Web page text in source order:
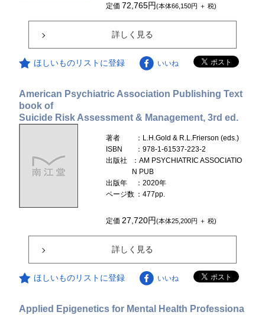
定価 72,765円(本体66,150円 ＋ 税)
詳しく見る
ほしいものリストに登録 いいね
American Psychiatric Association Publishing Text
book of
Suicide Risk Assessment & Management, 3rd ed.
著者
：L.H.Gold & R.L.Frierson (eds.)
ISBN
：978-1-61537-223-2
出版社
：AM PSYCHIATRIC ASSOCIATIO
N PUB
出版年
：2020年
ページ数 ：477pp.
定価27,720円(本体25,200円 ＋ 税)
詳しく見る
ほしいものリストに登録 いいね
Applied Epigenetics for Mental Health Professiona